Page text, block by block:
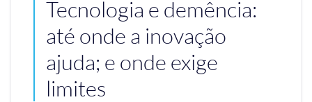
Tecnologia e demência:
até onde a inovação
ajuda; e onde exige
limites